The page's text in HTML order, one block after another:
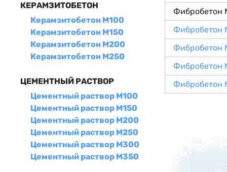
КЕРАМЗИТОБЕТОН
Керамзитобетон М100
Керамзитобетон М150
Керамзитобетон М200
Керамзитобетон М250
ЦЕМЕНТНЫЙ РАСТВОР
Цементный раствор М100
Цементный раствор М150
Цементный раствор М200
Цементный раствор М250
Цементный раствор М300
Цементный раствор М350
Фибробетон
Фибробетон
Фибробетон
Фибробетон
Фибробетон